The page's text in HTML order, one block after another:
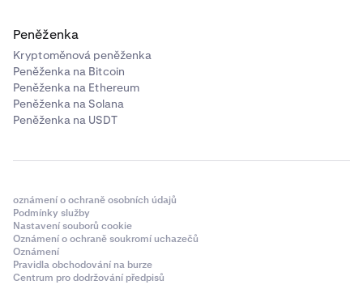
Peněženka
Kryptoměnová peněženka
Peněženka na Bitcoin
Peněženka na Ethereum
Peněženka na Solana
Peněženka na USDT
oznámení o ochraně osobních údajů
Podmínky služby
Nastavení souborů cookie
Oznámení o ochraně soukromí uchazečů
Oznámení
Pravidla obchodování na burze
Centrum pro dodržování předpisů